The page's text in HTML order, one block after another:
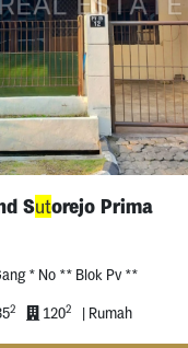
Sutorejo Prima
* No ** Blok Pv **
2 1202 | Rumah